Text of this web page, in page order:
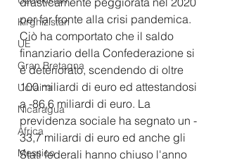
Kirghizistan
UE
Gran Bretagna
Ucraina
Nicaragua
Africa
Messico
per far fronte alla crisi pandemica.
Ciò ha comportato che il saldo
finanziario della Confederazione si
è deteriorato, scendendo di oltre
100 miliardi di euro ed attestandosi
a -86,6 miliardi di euro. La
previdenza sociale ha segnato un -
33,7 miliardi di euro ed anche gli
Stati federali hanno chiuso l'anno